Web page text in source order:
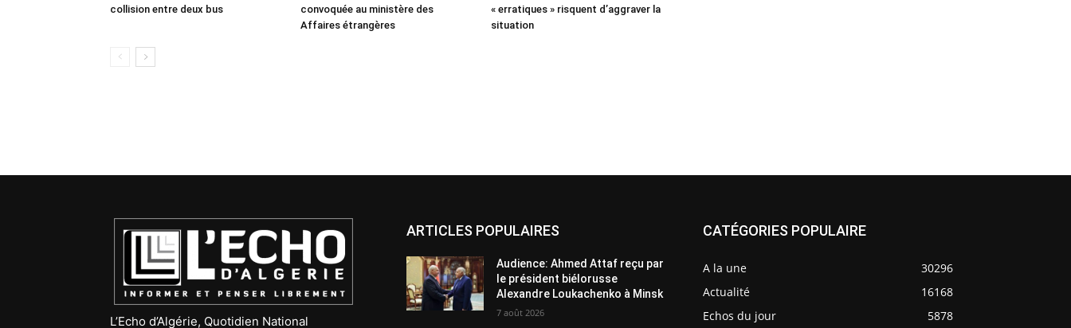
collision entre deux bus
convoquée au ministère des
Affaires étrangères
« erratiques » risquent d’aggraver la
situation
L’Echo d’Algérie, Quotidien National
ARTICLES POPULAIRES
Audience: Ahmed Attaf reçu par
le président biélorusse
Alexandre Loukachenko à Minsk
7 août 2026
CATÉGORIES POPULAIRE
A la une
30296
Actualité
16168
Echos du jour
5878